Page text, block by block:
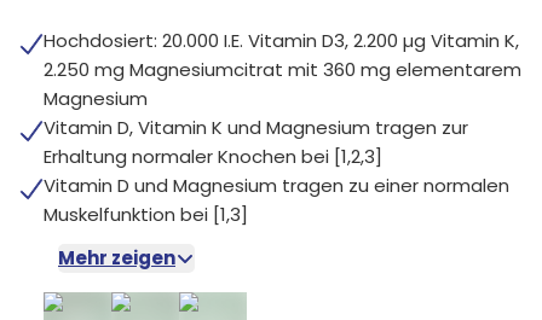
Hochdosiert: 20.000 I.E. Vitamin D3, 2.200 µg Vitamin K,
2.250 mg Magnesiumcitrat mit 360 mg elementarem
Magnesium
Vitamin D, Vitamin K und Magnesium tragen zur
Erhaltung normaler Knochen bei [1,2,3]
Vitamin D und Magnesium tragen zu einer normalen
Muskelfunktion bei [1,3]
Mehr zeigen